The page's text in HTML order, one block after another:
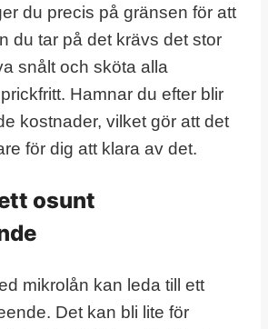
du precis på gränsen för att
du tar på det krävs det stor
snålt och sköta alla
Hamnar du efter blir
kostnader, vilket gör att det
för dig att klara av det.
osunt
mikrolån kan leda till ett
Det kan bli lite för